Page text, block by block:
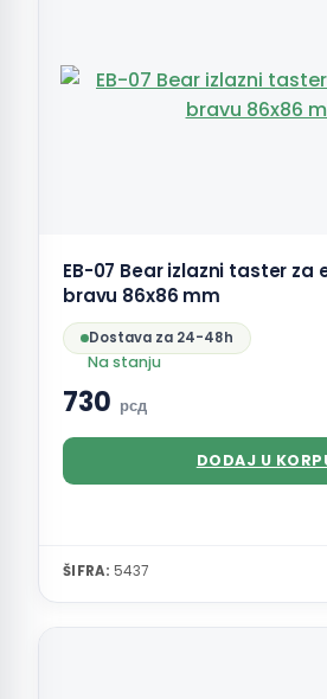
EB-07 Bear izlazni taster za
bravu 86x86 mm
Dostava za 24-48h
Na stanju
730 рсд
DODAJ U
ŠIFRA: 5437